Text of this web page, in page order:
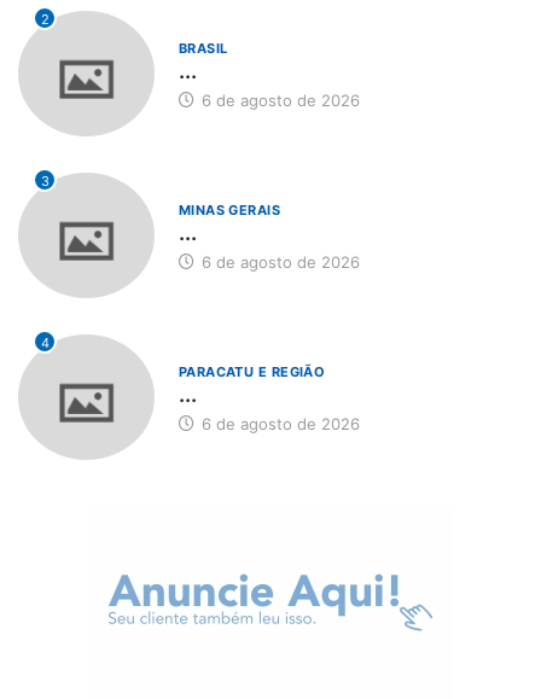
2
BRASIL
...
6 de agosto de 2026
3
MINAS GERAIS
...
6 de agosto de 2026
4
PARACATU E REGIÃO
...
6 de agosto de 2026